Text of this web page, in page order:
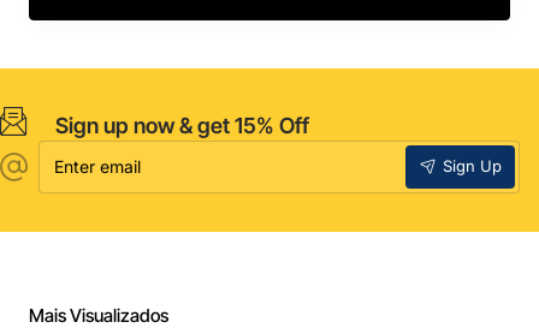
Sign up now & get 15% Off
Enter
email
Sign Up
Mais Visualizados